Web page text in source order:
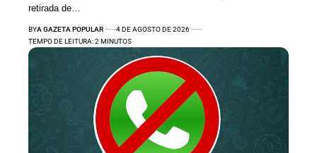
retirada de…
BYA GAZETA POPULAR
4 DE AGOSTO DE 2026
TEMPO DE LEITURA: 2 MINUTOS